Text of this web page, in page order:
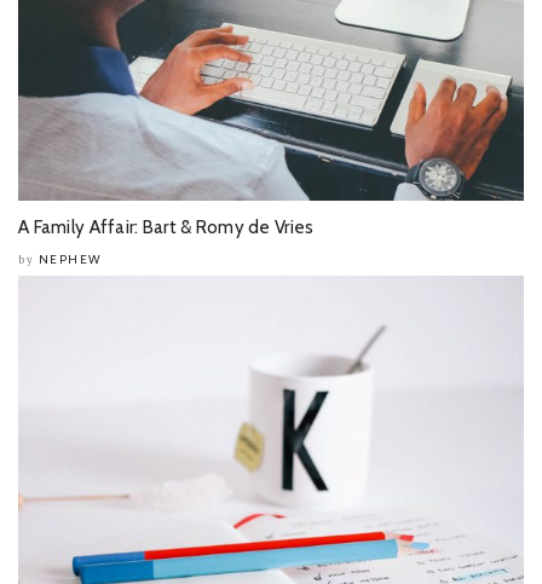
A Family Affair: Bart & Romy de Vries
by NEPHEW